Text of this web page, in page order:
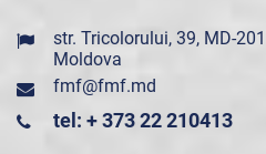
str. Tricolorului, 39, MD-
Moldova
fmf@fmf.md
tel: + 373 22 210413